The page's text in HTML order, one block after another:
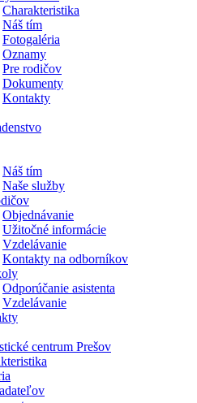
Charakteristika
Náš tím
Fotogaléria
Oznamy
Pre rodičov
Dokumenty
Kontakty
Náš tím
Naše služby
Objednávanie
Užitočné informácie
Vzdelávanie
Kontakty na odborníkov
Odporúčanie asistenta
Vzdelávanie
centrum Prešov